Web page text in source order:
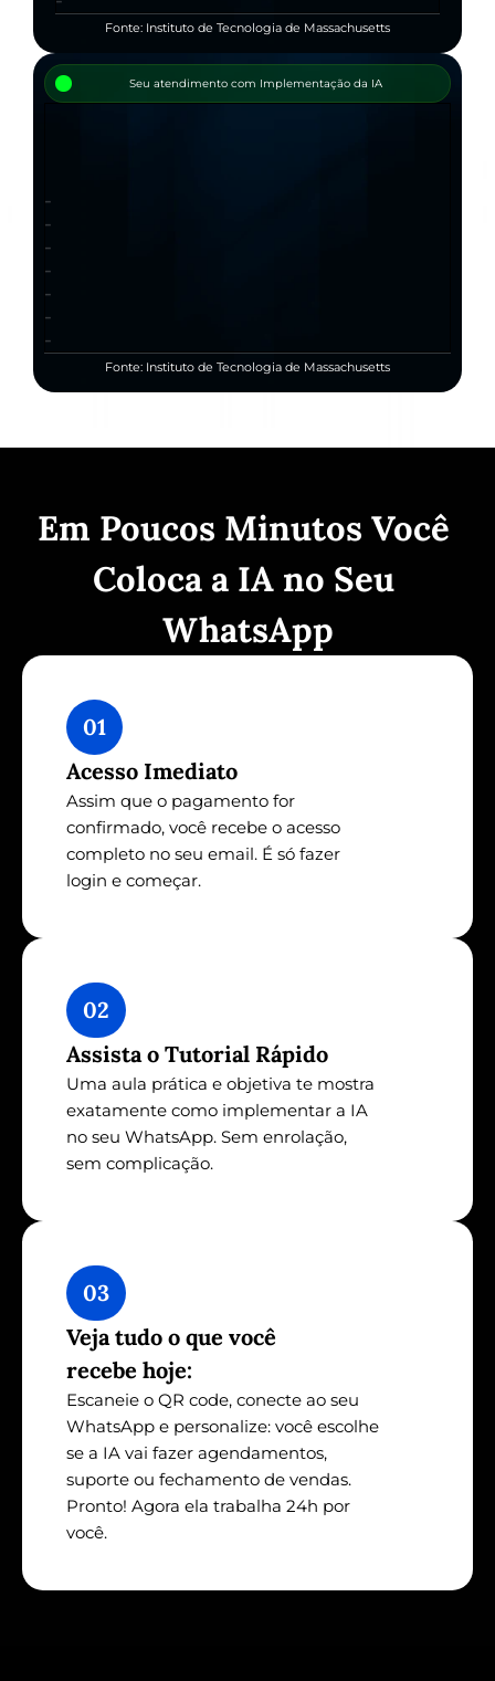
Fonte: Instituto de Tecnologia de Massachusetts
Seu atendimento com Implementação da IA
-
-
-
-
-
-
-
Fonte: Instituto de Tecnologia de Massachusetts
Em Poucos Minutos Você
Coloca a IA no Seu
WhatsApp
01
Acesso Imediato
Assim que o pagamento for
confirmado, você recebe o acesso
completo no seu email. É só fazer
login e começar.
02
Assista o Tutorial Rápido
Uma aula prática e objetiva te mostra
exatamente como implementar a IA
no seu WhatsApp. Sem enrolação,
sem complicação.
03
Veja tudo o que você
recebe hoje:
Escaneie o QR code, conecte ao seu
WhatsApp e personalize: você escolhe
se a IA vai fazer agendamentos,
suporte ou fechamento de vendas.
Pronto! Agora ela trabalha 24h por
você.